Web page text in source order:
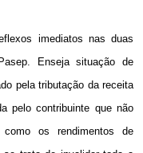
imediatos nas duas
Enseja situação de
pela tributação da receita
pelo contribuinte que não
os rendimentos de